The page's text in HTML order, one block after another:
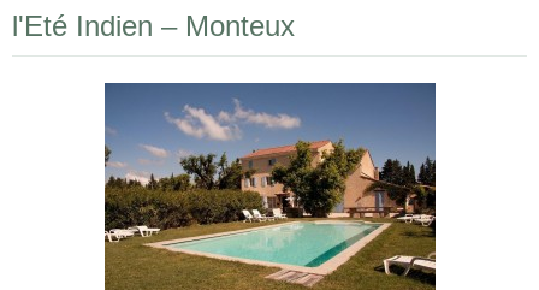
l'Eté Indien – Monteux